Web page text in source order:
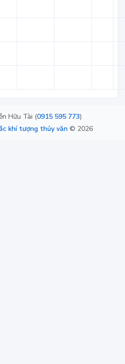
Hữu Tài (0915 595 773)
khí tượng thủy văn © 2026